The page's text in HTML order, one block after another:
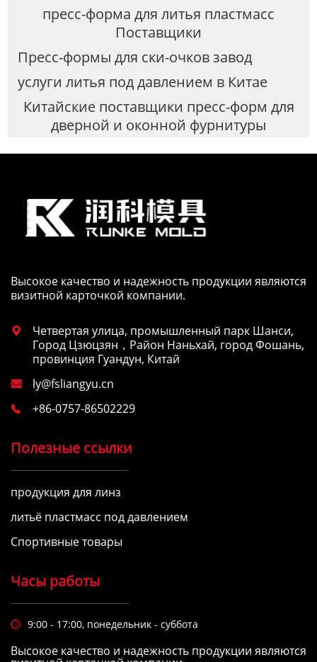
пресс-форма для литья пластмасс
Поставщики
Пресс-формы для ски-очков завод
услуги литья под давлением в Китае
Китайские поставщики пресс-форм для
дверной и оконной фурнитуры
Высокое качество и надежность продукции являются
визитной карточкой компании.

Четвертая улица, промышленный парк Шанси,
Город Цзюцзян，Район Наньхай, город Фошань,
провинция Гуандун, Китай
 ly@fsliangyu.cn
 +86-0757-86502229
Полезные ссылки
продукция для линз
литьё пластмасс под давлением
Спортивные товары
Часы работы
 9:00 - 17:00, понедельник - суббота
Высокое качество и надежность продукции являются